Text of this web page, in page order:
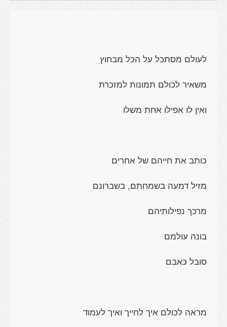
לעולם מסתכל על הכל מבחוץ
משאיר לכולם תמונות למזכרת
ואין לו אפילו אחת משלו
כותב את חייהם של אחרים
מזיל דמעה בשמחתם, בשברונם
מרכך נפילותיהם
בונה עולמם
סובל כאבם
מראה לכולם איך לחייך ואיך לעמוד